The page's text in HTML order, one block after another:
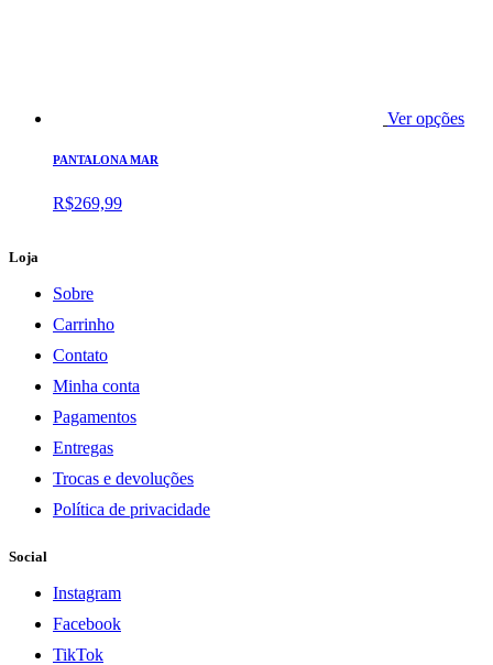
Ver opções
PANTALONA MAR
R$269,99
Loja
Sobre
Carrinho
Contato
Minha conta
Pagamentos
Entregas
Trocas e devoluções
Política de privacidade
Social
Instagram
Facebook
TikTok